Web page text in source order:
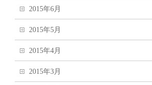
2015年6月
2015年5月
2015年4月
2015年3月